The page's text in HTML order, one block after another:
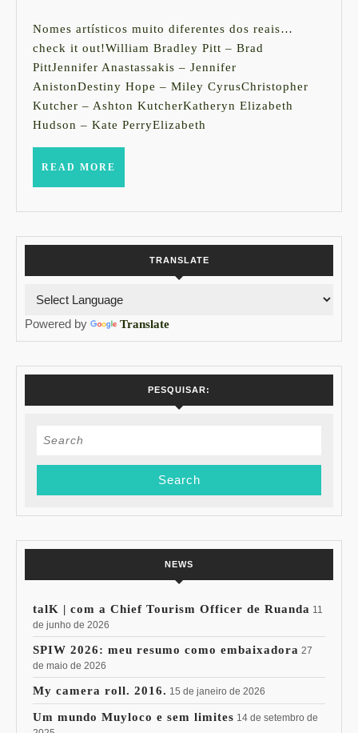
de
2014
Nomes artísticos muito diferentes dos reais…
check it out!William Bradley Pitt – Brad
PittJennifer Anastassakis – Jennifer
AnistonDestiny Hope – Miley CyrusChristopher
Kutcher – Ashton KutcherKatheryn Elizabeth
Hudson – Kate PerryElizabeth
READ MORE
TRANSLATE
Powered by Translate
PESQUISAR:
Search
NEWS
talK | com a Chief Tourism Officer de Ruanda 11
de junho de 2026
SPIW 2026: meu resumo como embaixadora 27
de maio de 2026
My camera roll. 2016. 15 de janeiro de 2026
Um mundo Muyloco e sem limites 14 de setembro de